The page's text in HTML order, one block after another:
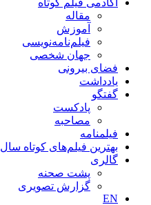
آکادمی فیلم کوتاه
مقاله
آموزش
فیلم‌نامه‌نویسی
جهان شخصی
فضای بیرونی
یادداشت
گفتگو
پادکست
مصاحبه
فیلمنامه
بهترین فیلم‌های کوتاه سال
گالری
پشت صحنه
گزارش تصویری
EN